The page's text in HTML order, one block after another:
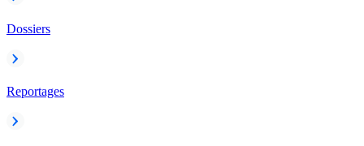
Dossiers
Reportages